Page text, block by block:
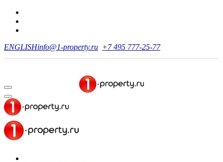
ENGLISHinfo@1-property.ru +7 495 777-25-77